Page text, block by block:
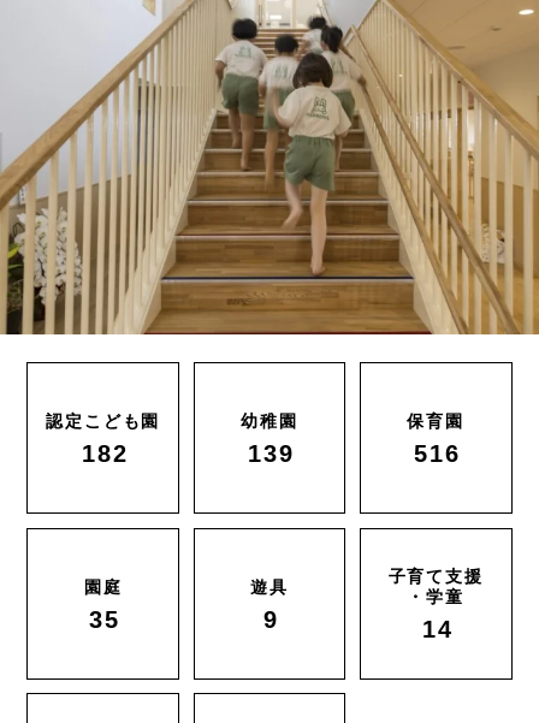
認定こども園
182
幼稚園
139
保育園
516
園庭
35
遊具
9
子育て支援
・学童
14